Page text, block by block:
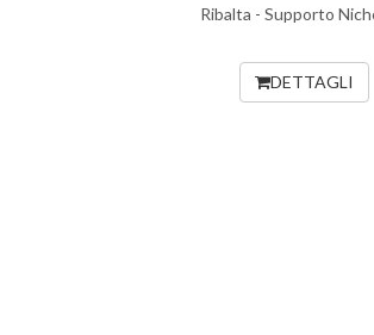
Ribalta - Supporto
DETTAGLI